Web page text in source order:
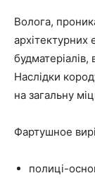
Волога,
архітектурних
Наслідки
на загальну
Фартушное
полиці-